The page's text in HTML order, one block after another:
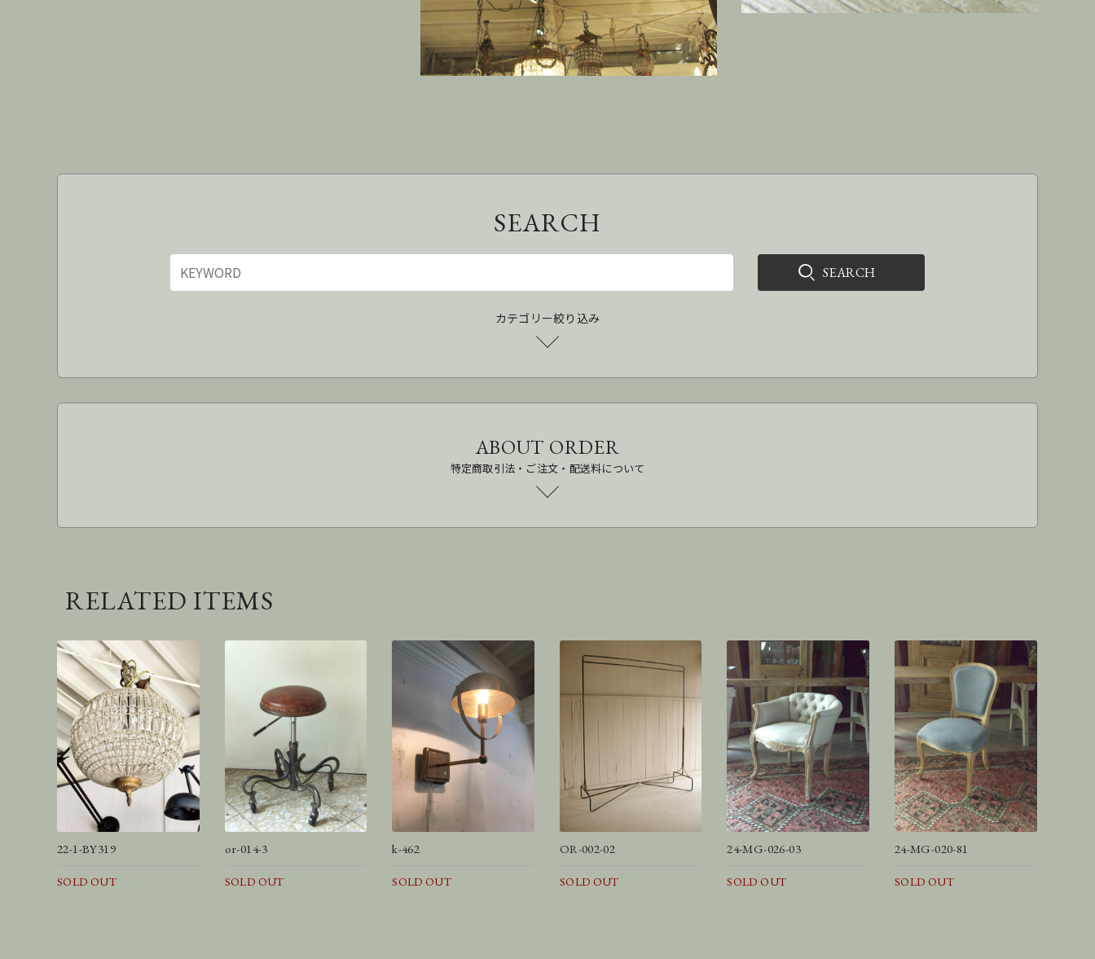
SEARCH
カテゴリー絞り込み
ABOUT ORDER
特定商取引法・ご注文・配送料について
RELATED ITEMS
22-1-BY319
SOLD OUT
or-014-3
SOLD OUT
k-462
SOLD OUT
OR-002-02
SOLD OUT
24-MG-026-03
SOLD OUT
24-MG-020-81
SOLD OUT